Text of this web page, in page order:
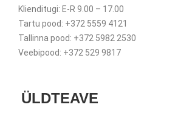
Klienditugi: E-R 9.00 – 17.00
Tartu pood: +372 5559 4121
Tallinna pood: +372 5982 2530
Veebipood: +372 529 9817
ÜLDTEAVE